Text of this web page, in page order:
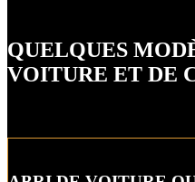
QUELQUES
VOITURE ET DE